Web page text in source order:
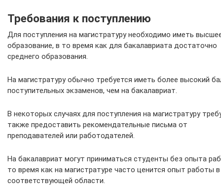
Требования к поступлению
Для поступления на магистратуру необходимо иметь
образование, в то время как для бакалавриата достаточно
среднего образования.
На магистратуру обычно требуется иметь более высокий
поступительных экзаменов, чем на бакалавриат.
В некоторых случаях для поступления на магистратуру
также предоставить рекомендательные письма от
преподавателей или работодателей.
На бакалавриат могут приниматься студенты без опыта
то время как на магистратуре часто ценится опыт работы в
соответствующей области.